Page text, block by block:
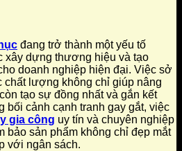
đang trở thành một yếu tố
xây dựng thương hiệu và tạo
doanh nghiệp hiện đại. Việc sở
chất lượng không chỉ giúp nâng
tạo sự đồng nhất và gắn kết
bối cảnh cạnh tranh gay gắt, việc
gia công uy tín và chuyên nghiệp
bảo sản phẩm không chỉ đẹp mắt
với ngân sách.